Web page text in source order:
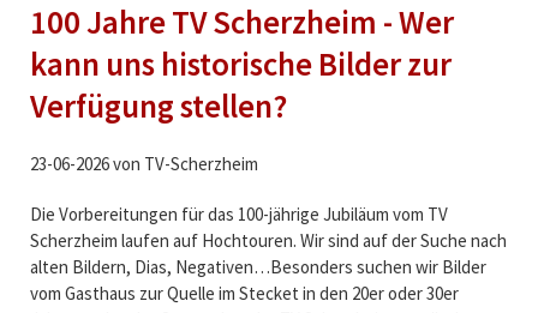
100 Jahre TV Scherzheim - Wer
kann uns historische Bilder zur
Verfügung stellen?
23-06-2026von TV-Scherzheim
Die Vorbereitungen für das 100-jährige Jubiläum vom TV
Scherzheim laufen auf Hochtouren. Wir sind auf der Suche nach
alten Bildern, Dias, Negativen…Besonders suchen wir Bilder
vom Gasthaus zur Quelle im Stecket in den 20er oder 30er